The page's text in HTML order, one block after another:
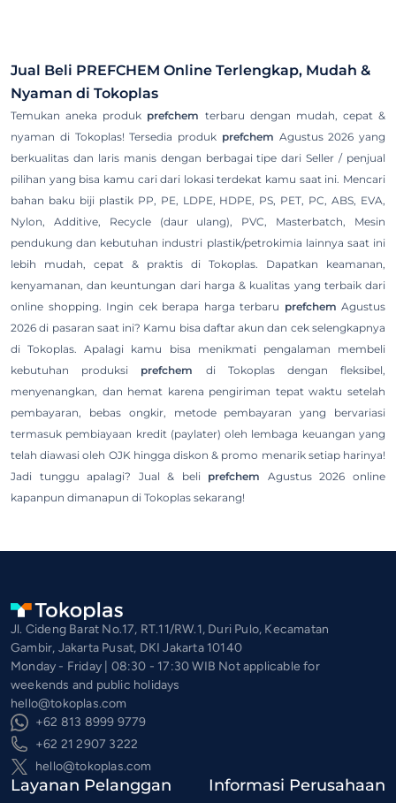
Jual Beli PREFCHEM Online Terlengkap, Mudah &
Nyaman di Tokoplas
Temukan aneka produk prefchem terbaru dengan mudah, cepat &
nyaman di Tokoplas! Tersedia produk prefchem Agustus 2026 yang
berkualitas dan laris manis dengan berbagai tipe dari Seller / penjual
pilihan yang bisa kamu cari dari lokasi terdekat kamu saat ini. Mencari
bahan baku biji plastik PP, PE, LDPE, HDPE, PS, PET, PC, ABS, EVA,
Nylon, Additive, Recycle (daur ulang), PVC, Masterbatch, Mesin
pendukung dan kebutuhan industri plastik/petrokimia lainnya saat ini
lebih mudah, cepat & praktis di Tokoplas. Dapatkan keamanan,
kenyamanan, dan keuntungan dari harga & kualitas yang terbaik dari
online shopping. Ingin cek berapa harga terbaru prefchem Agustus
2026 di pasaran saat ini? Kamu bisa daftar akun dan cek selengkapnya
di Tokoplas. Apalagi kamu bisa menikmati pengalaman membeli
kebutuhan produksi prefchem di Tokoplas dengan fleksibel,
menyenangkan, dan hemat karena pengiriman tepat waktu setelah
pembayaran, bebas ongkir, metode pembayaran yang bervariasi
termasuk pembiayaan kredit (paylater) oleh lembaga keuangan yang
telah diawasi oleh OJK hingga diskon & promo menarik setiap harinya!
Jadi tunggu apalagi? Jual & beli prefchem Agustus 2026 online
kapanpun dimanapun di Tokoplas sekarang!
Jl. Cideng Barat No.17, RT.11/RW.1, Duri Pulo, Kecamatan
Gambir, Jakarta Pusat, DKI Jakarta 10140
Monday - Friday | 08:30 - 17:30 WIB Not applicable for
weekends and public holidays
hello@tokoplas.com
+62 813 8999 9779
+62 21 2907 3222
hello@tokoplas.com
Layanan Pelanggan Informasi Perusahaan